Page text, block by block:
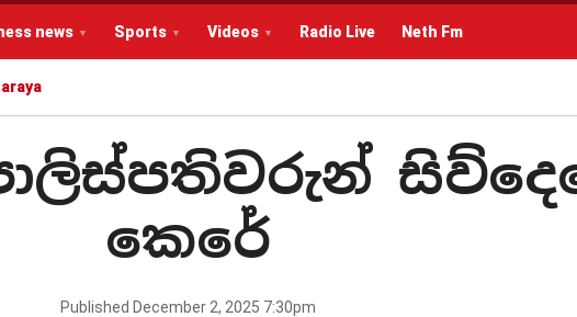
news Sports Videos Radio Live Neth Fm
කෙරේ
Published December 2, 2025 7:30pm